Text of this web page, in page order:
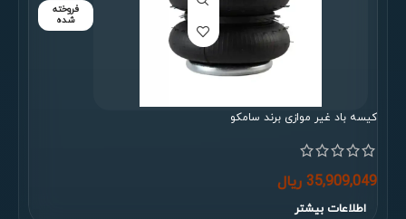
فروخته
شده
کیسه باد غیر موازی برند سامکو
35,909,049 ریال
اطلاعات بیشتر